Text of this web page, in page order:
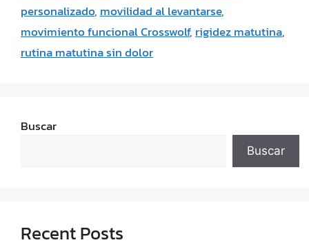
personalizado, movilidad al levantarse,
movimiento funcional Crosswolf, rigidez matutina,
rutina matutina sin dolor
Buscar
Buscar
Recent Posts